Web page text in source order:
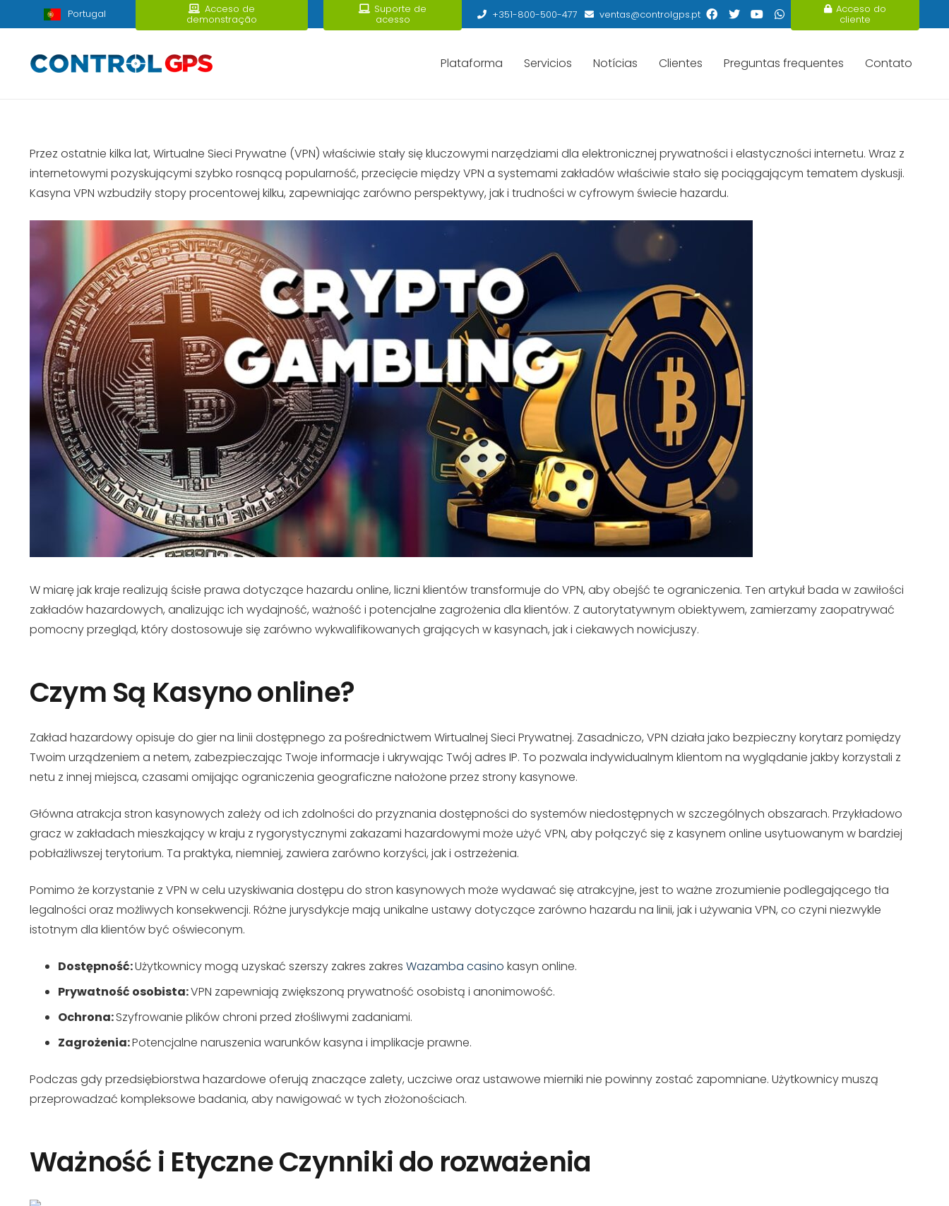
Portugal Acceso de
demonstração
Suporte de
acesso +351-800-500-477 ventas@controlgps.pt Acceso do
cliente
Plataforma Servicios Notícias Clientes Preguntas frequentes Contato
Przez ostatnie kilka lat, Wirtualne Sieci Prywatne (VPN) właściwie stały się kluczowymi narzędziami dla elektronicznej prywatności i elastyczności internetu. Wraz z
internetowymi pozyskującymi szybko rosnącą popularność, przecięcie między VPN a systemami zakładów właściwie stało się pociągającym tematem dyskusji.
Kasyna VPN wzbudziły stopy procentowej kilku, zapewniając zarówno perspektywy, jak i trudności w cyfrowym świecie hazardu.
W miarę jak kraje realizują ścisłe prawa dotyczące hazardu online, liczni klientów transformuje do VPN, aby obejść te ograniczenia. Ten artykuł bada w zawiłości
zakładów hazardowych, analizując ich wydajność, ważność i potencjalne zagrożenia dla klientów. Z autorytatywnym obiektywem, zamierzamy zaopatrywać
pomocny przegląd, który dostosowuje się zarówno wykwalifikowanych grających w kasynach, jak i ciekawych nowicjuszy.
Czym Są Kasyno online?
Zakład hazardowy opisuje do gier na linii dostępnego za pośrednictwem Wirtualnej Sieci Prywatnej. Zasadniczo, VPN działa jako bezpieczny korytarz pomiędzy
Twoim urządzeniem a netem, zabezpieczając Twoje informacje i ukrywając Twój adres IP. To pozwala indywidualnym klientom na wyglądanie jakby korzystali z
netu z innej miejsca, czasami omijając ograniczenia geograficzne nałożone przez strony kasynowe.
Główna atrakcja stron kasynowych zależy od ich zdolności do przyznania dostępności do systemów niedostępnych w szczególnych obszarach. Przykładowo
gracz w zakładach mieszkający w kraju z rygorystycznymi zakazami hazardowymi może użyć VPN, aby połączyć się z kasynem online usytuowanym w bardziej
pobłażliwszej terytorium. Ta praktyka, niemniej, zawiera zarówno korzyści, jak i ostrzeżenia.
Pomimo że korzystanie z VPN w celu uzyskiwania dostępu do stron kasynowych może wydawać się atrakcyjne, jest to ważne zrozumienie podlegającego tła
legalności oraz możliwych konsekwencji. Różne jurysdykcje mają unikalne ustawy dotyczące zarówno hazardu na linii, jak i używania VPN, co czyni niezwykle
istotnym dla klientów być oświeconym.
Dostępność:Użytkownicy mogą uzyskać szerszy zakres zakres Wazamba casino kasyn online.
Prywatność osobista:VPN zapewniają zwiększoną prywatność osobistą i anonimowość.
Ochrona:Szyfrowanie plików chroni przed złośliwymi zadaniami.
Zagrożenia:Potencjalne naruszenia warunków kasyna i implikacje prawne.
Podczas gdy przedsiębiorstwa hazardowe oferują znaczące zalety, uczciwe oraz ustawowe mierniki nie powinny zostać zapomniane. Użytkownicy muszą
przeprowadzać kompleksowe badania, aby nawigować w tych złożonościach.
Ważność i Etyczne Czynniki do rozważenia